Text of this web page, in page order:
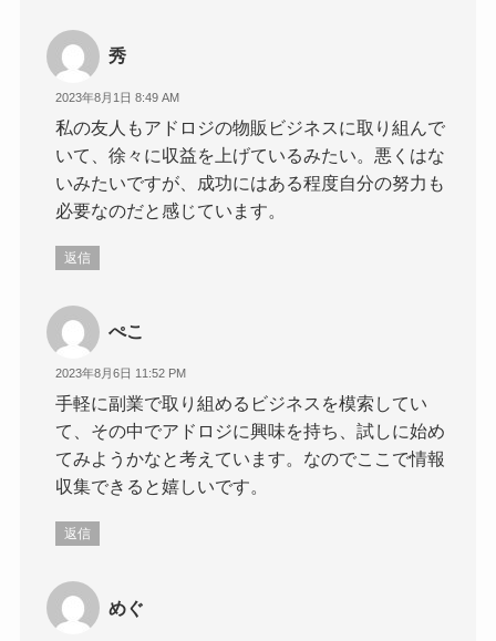
秀
2023年8月1日 8:49 AM
私の友人もアドロジの物販ビジネスに取り組んで
いて、徐々に収益を上げているみたい。悪くはな
いみたいですが、成功にはある程度自分の努力も
必要なのだと感じています。
返信
ぺこ
2023年8月6日 11:52 PM
手軽に副業で取り組めるビジネスを模索してい
て、その中でアドロジに興味を持ち、試しに始め
てみようかなと考えています。なのでここで情報
収集できると嬉しいです。
返信
めぐ